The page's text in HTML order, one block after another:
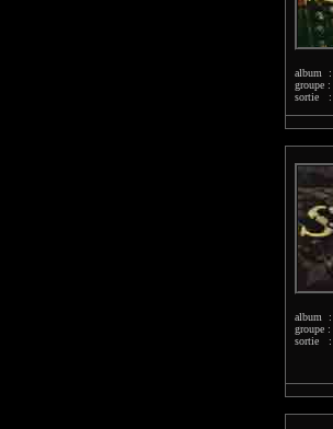
album :
groupe :
sortie :
album :
groupe :
sortie :